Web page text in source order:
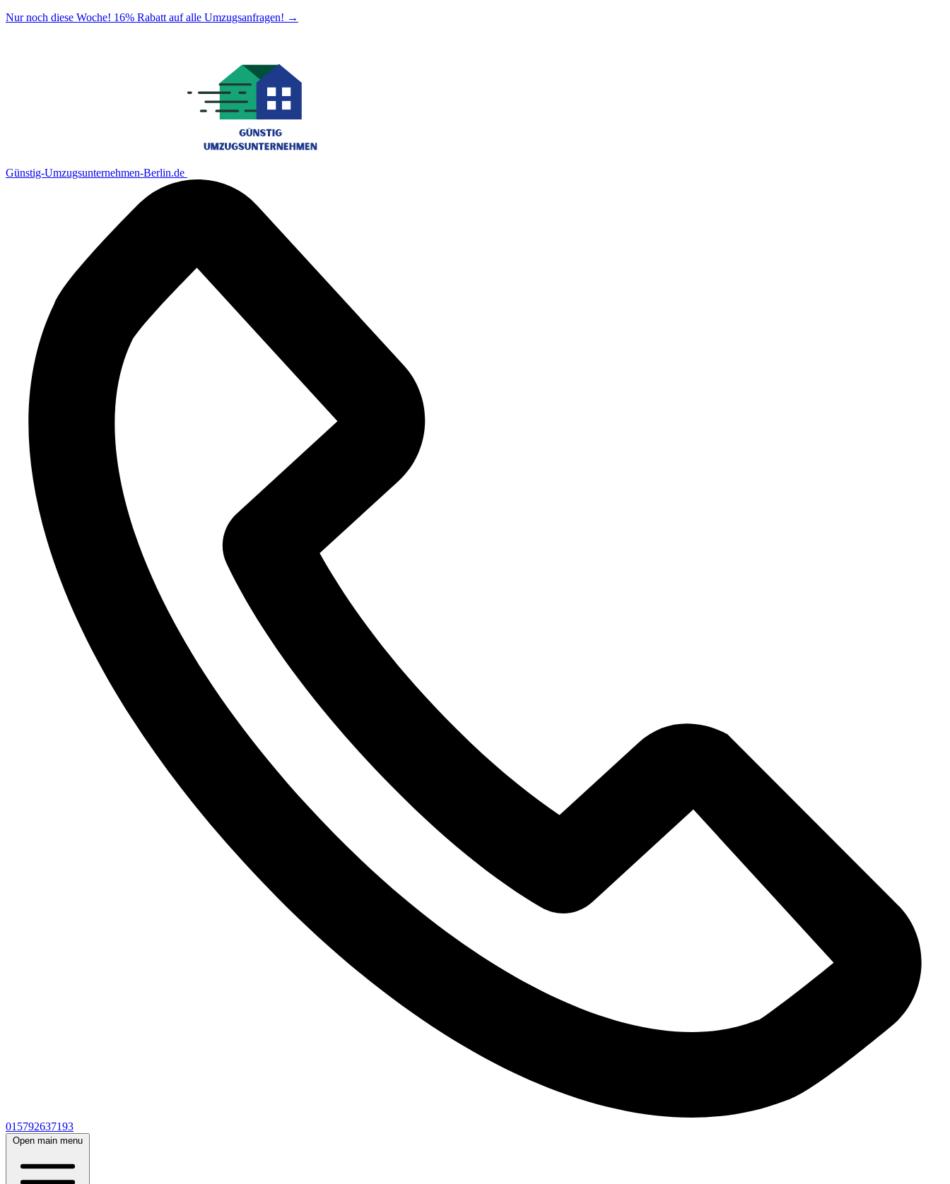
Nur noch diese Woche! 16% Rabatt auf alle Umzugsanfragen! →
Günstig-Umzugsunternehmen-Berlin.de
015792637193
Open main menu